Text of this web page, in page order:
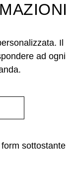
Il
ad ogni
sottostante